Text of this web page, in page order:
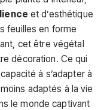
et d’esthétique
feuilles en forme
cet être végétal
décoration. Ce qui
à s’adapter à
adaptés à la vie
le monde captivant